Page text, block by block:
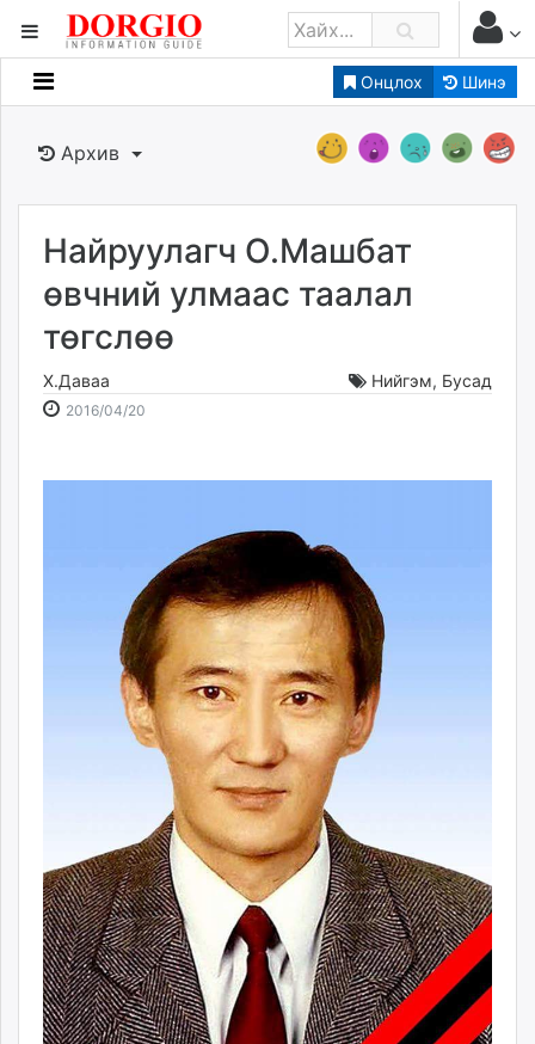
Онцлох Шинэ
Мэдээллийн
Банк санхүү
Бизнес ААН
Төрийн
Нийслэлийн
dorgio.mn
Gogo.mn
caak.mn
mminfo.mn
ugluu.mn
urlag.mn
unen.mn
asu.mn
shudarga.mn
Архив
Найруулагч О.Машбат
өвчний улмаас таалал
төгслөө
Х.Даваа Нийгэм, Бусад
2016/04/20